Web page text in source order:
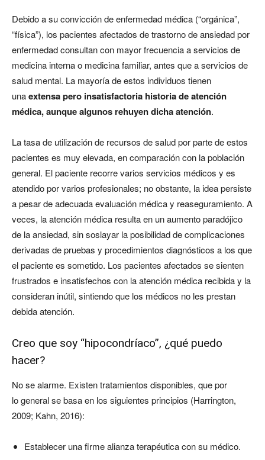
Debido a su convicción de enfermedad médica (“orgánica”,
“física”), los pacientes afectados de trastorno de ansiedad por
enfermedad consultan con mayor frecuencia a servicios de
medicina interna o medicina familiar, antes que a servicios de
salud mental. La mayoría de estos individuos tienen
unaextensa pero insatisfactoria historia de atención
médica, aunque algunos rehuyen dicha atención.
La tasa de utilización de recursos de salud por parte de estos
pacientes es muy elevada, en comparación con la población
general. El paciente recorre varios servicios médicos y es
atendido por varios profesionales; no obstante, la idea persiste
a pesar de adecuada evaluación médica y reaseguramiento. A
veces, la atención médica resulta en un aumento paradójico
de la ansiedad, sin soslayar la posibilidad de complicaciones
derivadas de pruebas y procedimientos diagnósticos a los que
el paciente es sometido. Los pacientes afectados se sienten
frustrados e insatisfechos con la atención médica recibida y la
consideran inútil, sintiendo que los médicos no les prestan
debida atención.
Creo que soy “hipocondríaco”, ¿qué puedo
hacer?
No se alarme. Existen tratamientos disponibles, que por
lo general se basa en los siguientes principios (Harrington,
2009; Kahn, 2016):
Establecer una firme alianza terapéutica con su médico.